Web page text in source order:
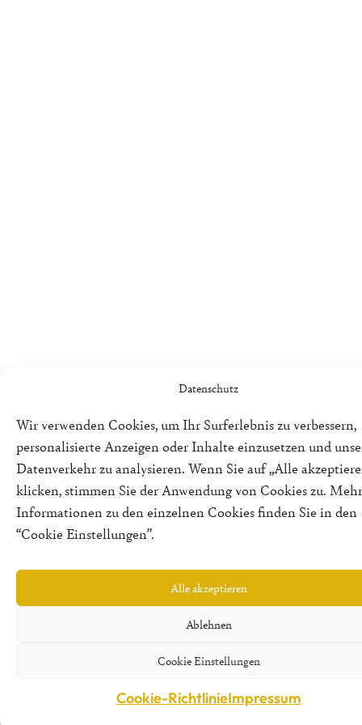
Datenschutz
Wir verwenden Cookies, um Ihr Surferlebnis zu verbessern,
personalisierte Anzeigen oder Inhalte einzusetzen und
Datenverkehr zu analysieren. Wenn Sie auf „Alle
klicken, stimmen Sie der Anwendung von Cookies zu. Mehr
Informationen zu den einzelnen Cookies finden Sie in den
“Cookie Einstellungen”.
Alle akzeptieren
Ablehnen
Cookie Einstellungen
Cookie-RichtlinieImpressum